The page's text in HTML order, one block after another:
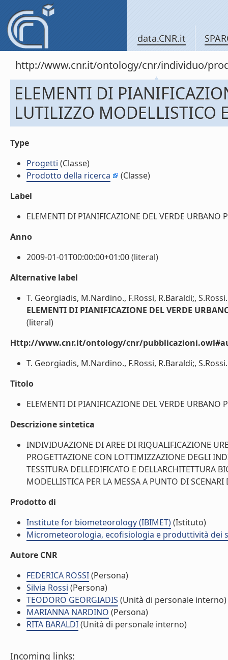
data.CNR.it
http://www.cnr.it/ontology/cnr/individuo/
ELEMENTI DI
LUTILIZZO
Type
Progetti (Classe)
Prodotto della ricerca
(Classe)
Label
ELEMENTI DI PIANIFICAZIONE DEL VERDE
Anno
2009-01-01T00:00:00+01:00 (literal)
Alternative label
T. Georgiadis, M.Nardino., F.Rossi, R.Baraldi;,
ELEMENTI DI PIANIFICAZIONE DEL VERDE
(literal)
Http://www.cnr.it/ontology/cnr/
T. Georgiadis, M.Nardino., F.Rossi, R.Baraldi;,
Titolo
ELEMENTI DI PIANIFICAZIONE DEL VERDE URBANO
Descrizione sintetica
INDIVIDUAZIONE DI AREE DI RIQUALIFICAZIONE
PROGETTAZIONE CON LOTTIMIZZAZIONE DEGLI
TESSITURA DELLEDIFICATO E
MODELLISTICA PER LA MESSA A PUNTO DI
Prodotto di
Institute for biometeorology (IBIMET)(Istituto)
Micrometeorologia, ecofisiologia e produttività dei
Autore CNR
FEDERICA ROSSI(Persona)
Silvia Rossi (Persona)
TEODORO GEORGIADIS (Unità di personale interno)
MARIANNA NARDINO (Persona)
RITA BARALDI(Unità di personale interno)
Incoming links: